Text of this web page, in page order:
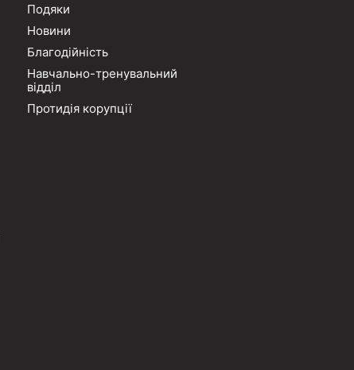
Подяки
Новини
Благодійність
Навчально-тренувальний
відділ
Протидія корупції